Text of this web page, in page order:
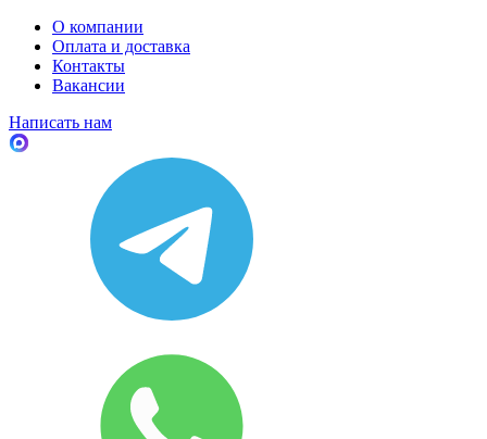
О компании
Оплата и доставка
Контакты
Вакансии
Написать нам